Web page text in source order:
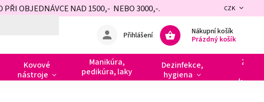
OBJEDNÁVCE NAD 1500,- NEBO 3000,-. CZK
Nákupní košík
Prázdný košík
Přihlášení
Kovové
nástroje
Manikúra,
pedikúra, laky
Dezinfekce,
hygiena